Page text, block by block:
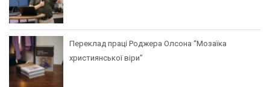
Переклад праці Роджера Олсона “Мозаїка
християнської віри”